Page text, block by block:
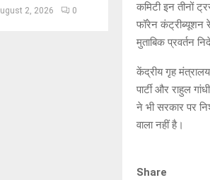
कमिटी इन तीनों
फॉरेन कंट्रीब्यूशन
मुताबिक प्रवर्तन
केंद्रीय गृह
पार्टी और राहुल
ने भी सरकार पर
वाला नहीं है।
Share
2, 2026 0